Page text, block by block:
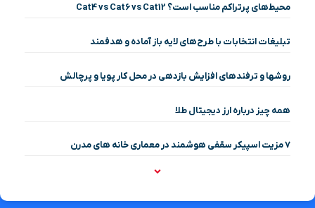
محیط‌های پرتراکم مناسب است؟ Cat4 vs Cat6 vs Cat12
تبلیغات انتخابات با طرح‌های لایه باز آماده و هدفمند
روشها و ترفندهای افزایش بازدهی در محل کار پویا و پرچالش
همه چیز درباره ارز دیجیتال طلا
۷ مزیت اسپیکر سقفی هوشمند در معماری خانه‌ های مدرن